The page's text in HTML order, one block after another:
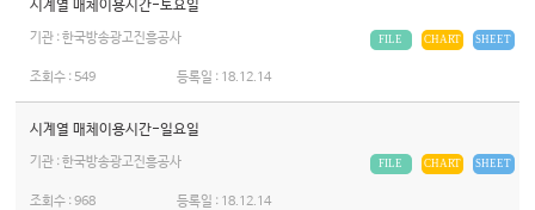
시계열 매체이용시간-토요일
기관 : 한국방송광고진흥공사 SHEET
CHART
FILE
조회수 : 549 등록일 : 18.12.14
시계열 매체이용시간-일요일
기관 : 한국방송광고진흥공사 SHEET
CHART
FILE
조회수 :968 등록일 : 18.12.14